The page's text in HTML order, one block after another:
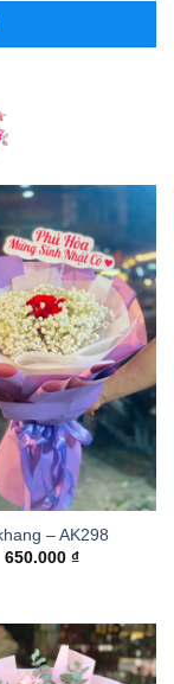
– AK298
650.000 ₫